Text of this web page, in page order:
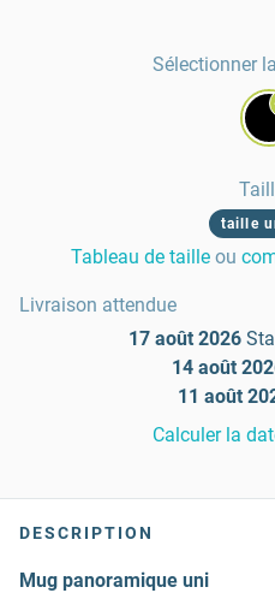
Sélectionner
taille
Tableau de taille ou
Livraison attendue
17 août 2026
14 août
11 août
Calculer la
DESCRIPTION
Mug panoramique uni